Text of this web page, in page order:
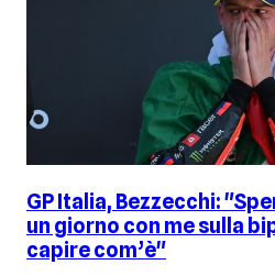
GP Italia, Bezzecchi:
un giorno con me sulla
capire com’è"